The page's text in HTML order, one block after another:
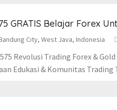
GRATIS Belajar Forex
City, West Java, Indonesia
Revolusi Trading Forex &
Edukasi & Komunitas Trading